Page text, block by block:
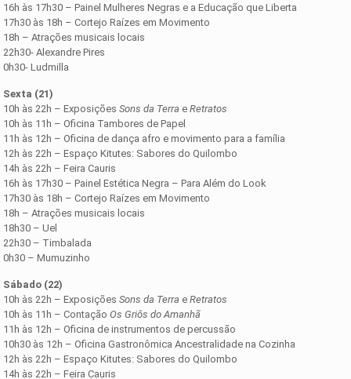
16h às 17h30 – Painel Mulheres Negras e a Educação que Liberta
17h30 às 18h – Cortejo Raízes em Movimento
18h – Atrações musicais locais
22h30- Alexandre Pires
0h30- Ludmilla
Sexta (21)
10h às 22h – ExposiçõesSons da Terra eRetratos
10h às 11h – Oficina Tambores de Papel
11h às 12h – Oficina de dança afro e movimento para a família
12h às 22h – Espaço Kitutes: Sabores do Quilombo
14h às 22h – Feira Cauris
16h às 17h30 – Painel Estética Negra – Para Além do Look
17h30 às 18h – Cortejo Raízes em Movimento
18h – Atrações musicais locais
18h30 – Uel
22h30 – Timbalada
0h30 – Mumuzinho
Sábado (22)
10h às 22h – ExposiçõesSons da Terra eRetratos
10h às 11h – ContaçãoOs Griôs do Amanhã
11h às 12h – Oficina de instrumentos de percussão
10h30 às 12h – Oficina Gastronômica Ancestralidade na Cozinha
12h às 22h – Espaço Kitutes: Sabores do Quilombo
14h às 22h – Feira Cauris